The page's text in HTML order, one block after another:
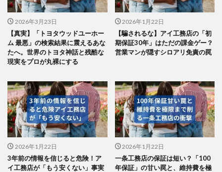
2026年3月23日
【真実】「トヨタウッドユーホー
ム 最悪」の検索結果に震えるあな
たへ。世界のトヨタ神話と残酷な
現実をプロが丸裸にする
2026年1月22日
【騙されるな】アイ工務店の「初
期保証30年」はただの課金ゲー？
営業マンが隠すシロアリ免責の罠
2026年1月22日
3年前の情報を信じると危険！ア
イ工務店が「もう安くない」事実
2026年1月22日
一条工務店の保証は短い？「100
年保証」の甘い罠と、維持費を極